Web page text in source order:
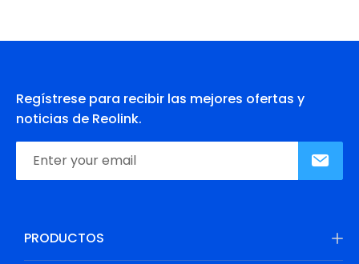
Regístrese para recibir las mejores ofertas y
noticias de Reolink.
PRODUCTOS